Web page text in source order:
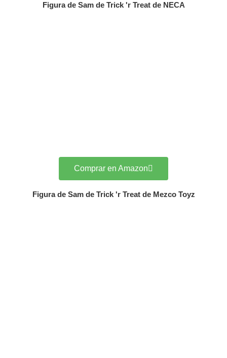
Figura de Sam de Trick 'r Treat de NECA
Comprar en Amazon
Figura de Sam de Trick 'r Treat de Mezco Toyz